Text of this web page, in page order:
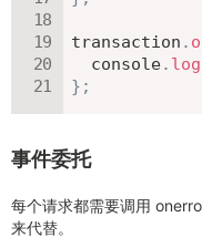
transaction .
  console
. log
} ;
事件委托
每个请求都需要调用
来代替。